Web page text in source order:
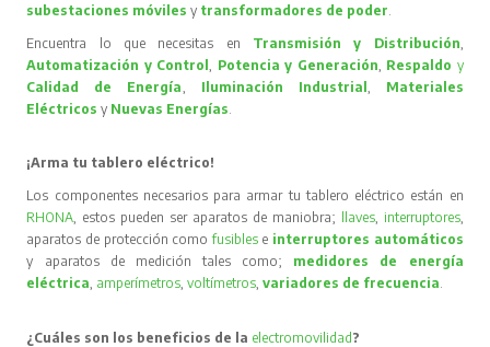
subestaciones móvilesy transformadores de poder
Encuentra lo que necesitas en Transmisión y Distribución
Automatización y Control
Potencia y Generación Respaldo y
Calidad de Energía
Iluminación Industrial
Materiales
Eléctricos y Nuevas Energías
¡Arma tu tablero eléctrico!
Los componentes necesarios para armar tu tablero eléctrico están en
RHONA , estos pueden ser aparatos de maniobra; llaves, interruptores,
aparatos de protección comofusibles e interruptores automáticos
y aparatos de medición tales como; medidores de energía
eléctrica amperímetros ,voltímetros ,variadores de frecuencia
¿Cuáles son los beneficios de la electromovilidad?